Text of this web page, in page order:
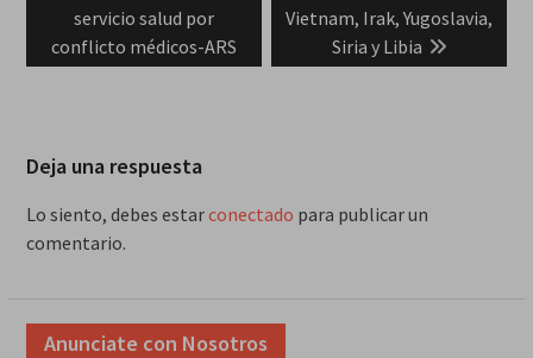
servicio salud por
conflicto médicos-ARS
Vietnam, Irak, Yugoslavia,
Siria y Libia
Deja una respuesta
Lo siento, debes estarconectado para publicar un
comentario.
Anunciate con Nosotros